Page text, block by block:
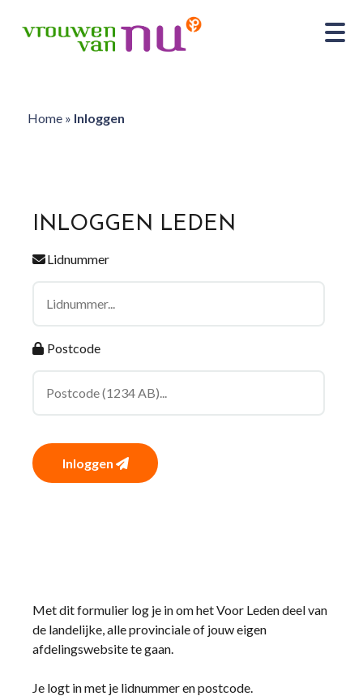
Home» Inloggen
INLOGGEN LEDEN
Lidnummer
Postcode
Inloggen
Met dit formulier log je in om het Voor Leden deel van
de landelijke, alle provinciale of jouw eigen
afdelingswebsite te gaan.
Je logt in met je lidnummer en postcode.